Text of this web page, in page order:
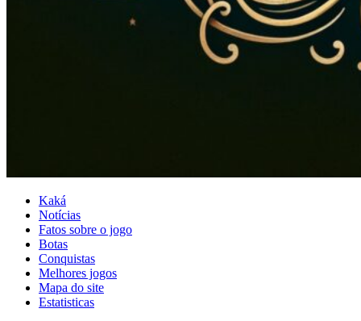
Kaká
Notícias
Fatos sobre o jogo
Botas
Conquistas
Melhores jogos
Mapa do site
Estatisticas